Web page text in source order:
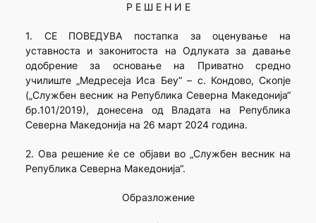
Р Е Ш Е Н И Е
1. СЕ ПОВЕДУВА постапка за оценување на
уставноста и законитоста на Одлуката за давање
одобрение за основање на Приватно средно
училиште „Медресеја Иса Беу“ – с. Кондово, Скопје
(„Службен весник на Република Северна Македонија“
бр.101/2019), донесена од Владата на Република
Северна Македонија на 26 март 2024 година.
2. Ова решение ќе се објави во „Службен весник на
Република Северна Македонија“.
Образложение